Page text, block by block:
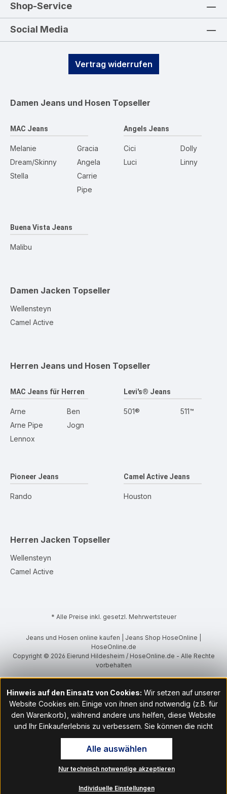
Shop-Service
Social Media
Vertrag widerrufen
Damen Jeans und Hosen Topseller
MAC Jeans
Melanie
Dream/Skinny
Stella
Gracia
Angela
Carrie
Pipe
Angels Jeans
Cici
Luci
Dolly
Linny
Buena Vista Jeans
Malibu
Damen Jacken Topseller
Wellensteyn
Camel Active
Herren Jeans und Hosen Topseller
MAC Jeans für Herren
Arne
Arne Pipe
Lennox
Ben
Jogn
Levi's® Jeans
501® 511™
Pioneer Jeans
Rando
Camel Active Jeans
Houston
Herren Jacken Topseller
Wellensteyn
Camel Active
* Alle Preise inkl. gesetzl. Mehrwertsteuer
Jeans und Hosen online kaufen | Jeans Shop HoseOnline |
HoseOnline.de
Copyright © 2026 Eierund Hildesheim / HoseOnline.de - Alle Rechte
vorbehalten
Hinweis auf den Einsatz von Cookies: Wir setzen auf unserer
Website Cookies ein. Einige von ihnen sind notwendig (z.B. für
den Warenkorb), während andere uns helfen, diese Website
und Ihr Einkauferlebnis zu verbessern. Sie können die nicht
notwendigen Cookies mit Klick auf „OK“ akzeptieren oder per
Klick auf "Nur technisch notwendige akzeptieren" ablehnen. Den
Zugang zu den Cookie-Einstellungen finden Sie im Fußbereich
unserer Website im Menüpunkt „Informationen“. Dort können Sie
Nur technisch notwendige akzeptieren
Individuelle Einstellungen
Alle auswählen